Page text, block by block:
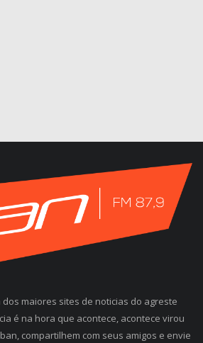
dos maiores sites de noticias do agreste
é na hora que acontece, acontece virou
compartilhem com seus amigos e envie